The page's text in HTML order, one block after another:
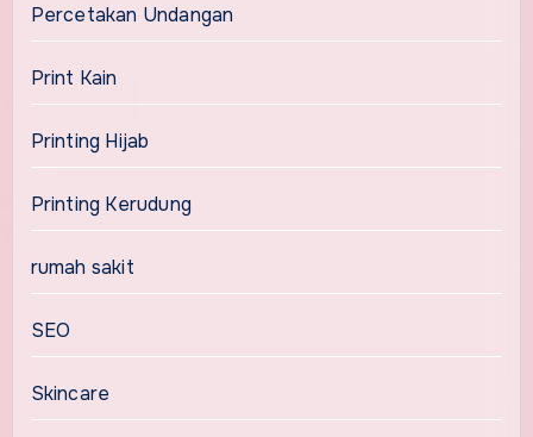
Percetakan Undangan
Print Kain
Printing Hijab
Printing Kerudung
rumah sakit
SEO
Skincare